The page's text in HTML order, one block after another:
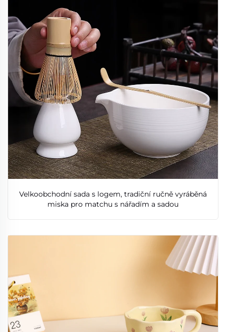
Velkoobchodní sada s logem, tradiční ručně vyráběná
miska pro matchu s nářadím a sadou